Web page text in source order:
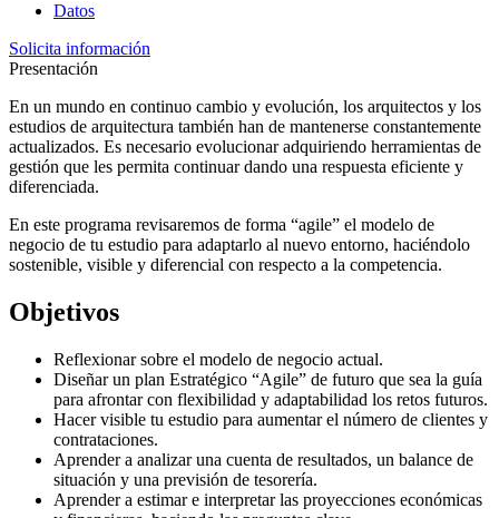
Datos
Solicita información
Presentación
En un mundo en continuo cambio y evolución, los arquitectos y los
estudios de arquitectura también han de mantenerse constantemente
actualizados. Es necesario evolucionar adquiriendo herramientas de
gestión que les permita continuar dando una respuesta eficiente y
diferenciada.
En este programa revisaremos de forma “agile” el modelo de
negocio de tu estudio para adaptarlo al nuevo entorno, haciéndolo
sostenible, visible y diferencial con respecto a la competencia.
Objetivos
Reflexionar sobre el modelo de negocio actual.
Diseñar un plan Estratégico “Agile” de futuro que sea la guía
para afrontar con flexibilidad y adaptabilidad los retos futuros.
Hacer visible tu estudio para aumentar el número de clientes y
contrataciones.
Aprender a analizar una cuenta de resultados, un balance de
situación y una previsión de tesorería.
Aprender a estimar e interpretar las proyecciones económicas